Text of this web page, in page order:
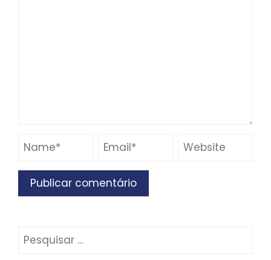
Pesquisar